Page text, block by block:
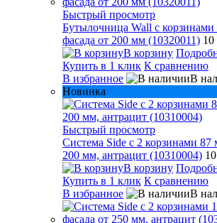
Быстрый просмотр
Бутылочница Wall с
фасада от 200 мм (10320011) 10
В корзину
Купить в 1 клик К сравнению
В избранное
В
Новинка
Быстрый просмотр
Система Side с 2 корзинами 87
200 мм, антрацит (10310004)
В корзину
Купить в 1 клик К сравнению
В избранное
В